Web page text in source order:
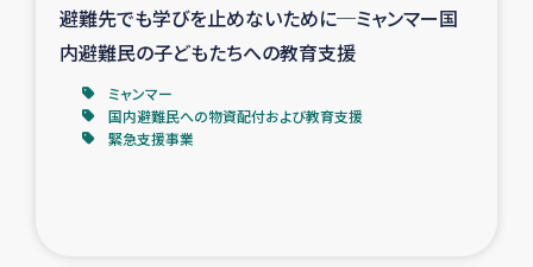
インドネシア中部 スラウェシの地震・津波被災者支援
スリランカ ジャフナ県干物事業
避難先でも学びを止めないために─ミャンマー国
内避難民の子どもたちへの教育支援
ミャンマー
国内避難民への物資配付および教育支援
緊急支援事業